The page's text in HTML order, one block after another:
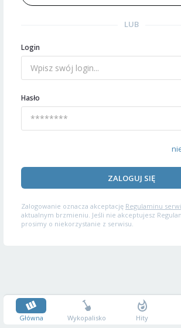
LUB
Login
Hasło
ZALOGUJ SIĘ
Zalogowanie oznacza akceptację Regulaminu
aktualnym brzmieniu. Jeśli nie akceptujesz
prosimy o niekorzystanie z serwisu.
Główna Wykopalisko Hity